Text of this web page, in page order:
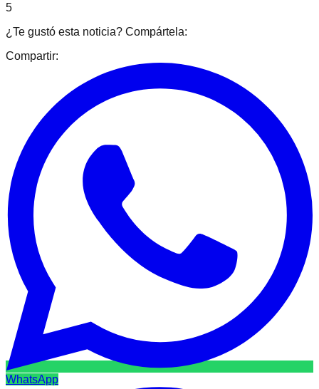
5
¿Te gustó esta noticia? Compártela:
Compartir:
WhatsApp